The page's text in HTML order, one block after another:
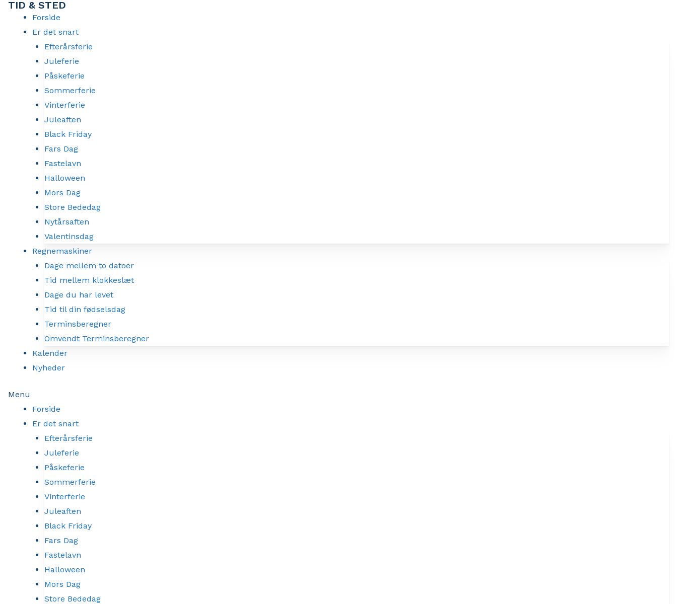
indholdet
TID & STED
Forside
Er det snart
Efterårsferie
Juleferie
Påskeferie
Sommerferie
Vinterferie
Juleaften
Black Friday
Fars Dag
Fastelavn
Halloween
Mors Dag
Store Bededag
Nytårsaften
Valentinsdag
Regnemaskiner
Dage mellem to datoer
Tid mellem klokkeslæt
Dage du har levet
Tid til din fødselsdag
Terminsberegner
Omvendt Terminsberegner
Kalender
Nyheder
Menu
Forside
Er det snart
Efterårsferie
Juleferie
Påskeferie
Sommerferie
Vinterferie
Juleaften
Black Friday
Fars Dag
Fastelavn
Halloween
Mors Dag
Store Bededag